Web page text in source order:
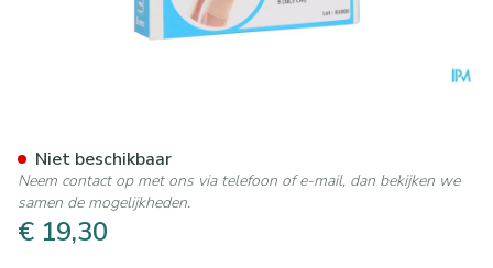
€ 19,30
Niet beschikbaar
Neem contact op met ons via telefoon of e-mail, dan bekijken we
samen de mogelijkheden.